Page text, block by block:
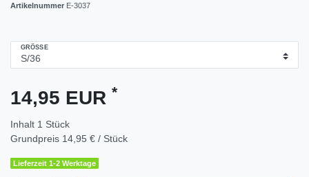
Artikelnummer E-3037
GRÖSSE
14,95 EUR *
Inhalt 1 Stück
Grundpreis 14,95 € / Stück
Lieferzeit 1-2 Werktage